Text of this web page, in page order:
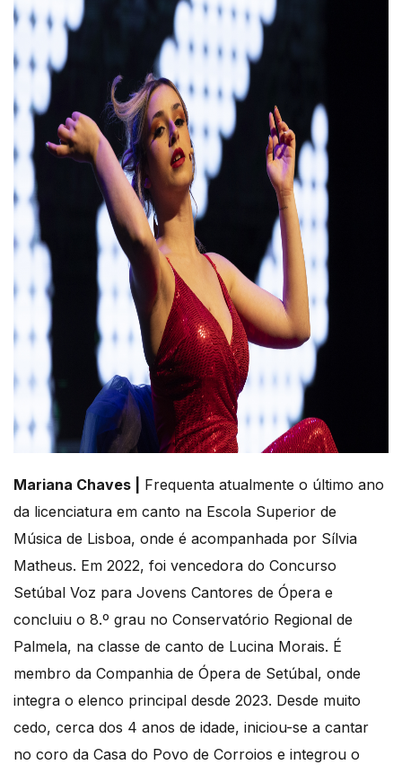
Mariana Chaves |
Frequenta atualmente o último ano
da licenciatura em canto na Escola Superior de
Música de Lisboa, onde é acompanhada por Sílvia
Matheus. Em 2022, foi vencedora do Concurso
Setúbal Voz para Jovens Cantores de Ópera e
concluiu o 8.º grau no Conservatório Regional de
Palmela, na classe de canto de Lucina Morais. É
membro da Companhia de Ópera de Setúbal, onde
integra o elenco principal desde 2023. Desde muito
cedo, cerca dos 4 anos de idade, iniciou-se a cantar
no coro da Casa do Povo de Corroios e integrou o